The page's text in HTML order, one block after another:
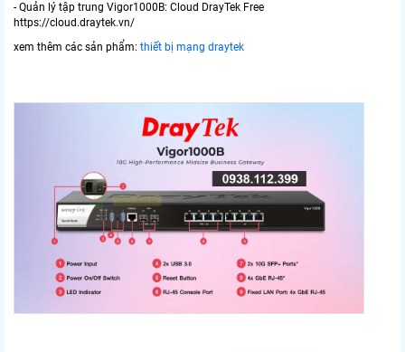
- Quản lý tập trung Vigor1000B: Cloud DrayTek Free
https://cloud.draytek.vn/
xem thêm các sản phẩm: thiết bị mạng draytek